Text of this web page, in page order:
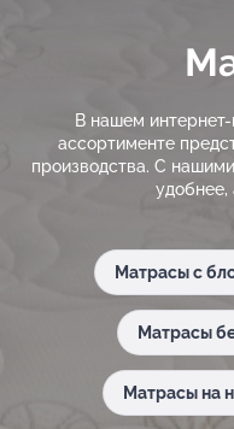
В нашем
ассортименте
производства. С
удобнее,
Матрасы с
Матрасы
Матрасы на